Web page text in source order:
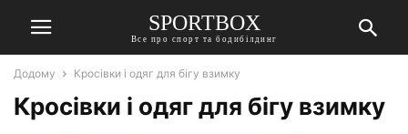
SPORTBOX
Все про спорт та бодибілдинг
Додому Кросівки і одяг для бігу взимку
Кросівки і одяг для бігу взимку